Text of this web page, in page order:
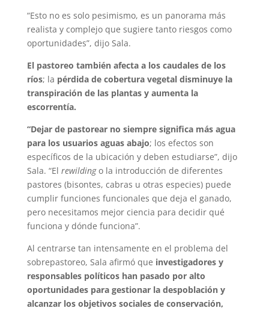
“Esto no es solo pesimismo, es un panorama más
realista y complejo que sugiere tanto riesgos como
oportunidades”, dijo Sala.
El pastoreo también afecta a los caudales de los
ríos; la pérdida de cobertura vegetal disminuye la
transpiración de las plantas y aumenta la
escorrentía.
“Dejar de pastorear no siempre significa más agua
para los usuarios aguas abajo; los efectos son
específicos de la ubicación y deben estudiarse”, dijo
Sala. “El rewildingo la introducción de diferentes
pastores (bisontes, cabras u otras especies) puede
cumplir funciones funcionales que deja el ganado,
pero necesitamos mejor ciencia para decidir qué
funciona y dónde funciona”.
Al centrarse tan intensamente en el problema del
sobrepastoreo, Sala afirmó que investigadores y
responsables políticos han pasado por alto
oportunidades para gestionar la despoblación y
alcanzar los objetivos sociales de conservación,